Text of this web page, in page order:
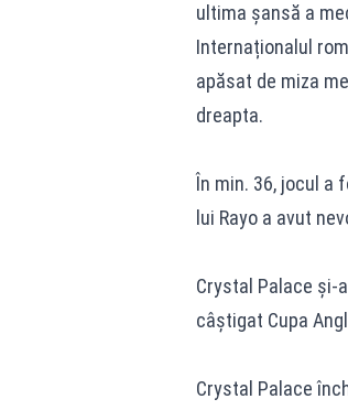
ultima șansă a
Internaționalul
apăsat de miza
dreapta.
În min. 36, jocul a
lui Rayo a avut
Crystal Palace și-
câștigat Cupa
Crystal Palace